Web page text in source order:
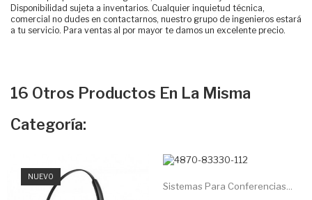
Disponibilidad sujeta a inventarios. Cualquier inquietud técnica,
comercial no dudes en contactarnos, nuestro grupo de ingenieros estará
a tu servicio. Para ventas al por mayor te damos un excelente precio.
16 Otros Productos En La Misma
Categoría:
NUEVO
Sistemas Para Conferencias...